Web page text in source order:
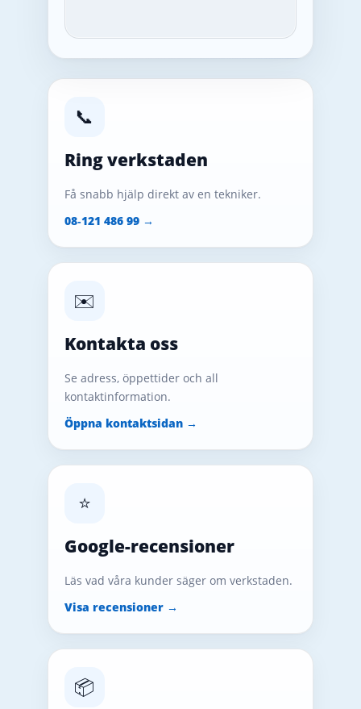
📞
Ring verkstaden
Få snabb hjälp direkt av en tekniker.
08‑121 486 99 →
✉️
Kontakta oss
Se adress, öppettider och all
kontaktinformation.
Öppna kontaktsidan →
⭐
Google-recensioner
Läs vad våra kunder säger om verkstaden.
Visa recensioner →
📦